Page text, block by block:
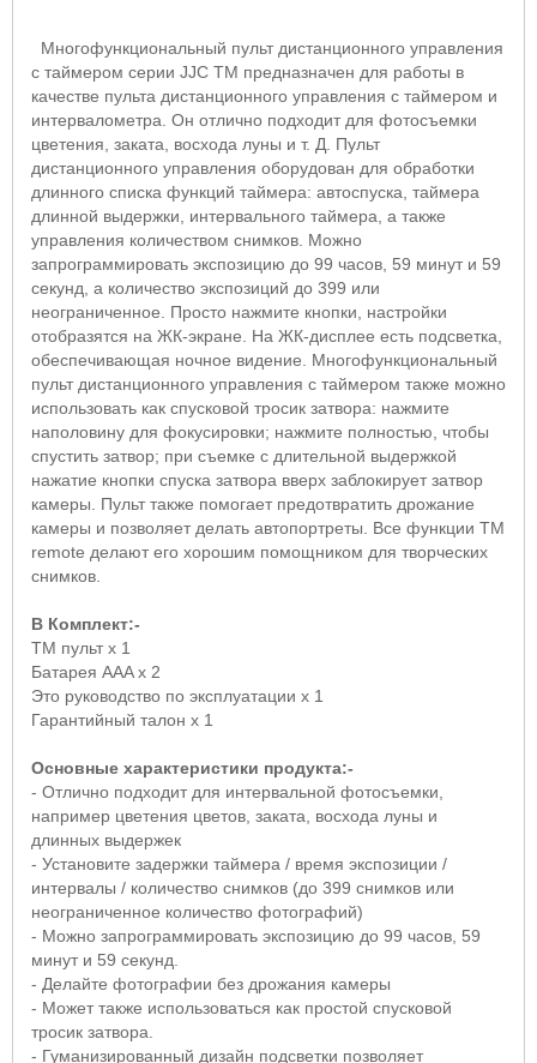
Многофункциональный пульт дистанционного управления
с таймером серии JJC TM предназначен для работы в
качестве пульта дистанционного управления с таймером и
интервалометра. Он отлично подходит для фотосъемки
цветения, заката, восхода луны и т. Д. Пульт
дистанционного управления оборудован для обработки
длинного списка функций таймера: автоспуска, таймера
длинной выдержки, интервального таймера, а также
управления количеством снимков. Можно
запрограммировать экспозицию до 99 часов, 59 минут и 59
секунд, а количество экспозиций до 399 или
неограниченное. Просто нажмите кнопки, настройки
отобразятся на ЖК-экране. На ЖК-дисплее есть подсветка,
обеспечивающая ночное видение. Многофункциональный
пульт дистанционного управления с таймером также можно
использовать как спусковой тросик затвора: нажмите
наполовину для фокусировки; нажмите полностью, чтобы
спустить затвор; при съемке с длительной выдержкой
нажатие кнопки спуска затвора вверх заблокирует затвор
камеры. Пульт также помогает предотвратить дрожание
камеры и позволяет делать автопортреты. Все функции TM
remote делают его хорошим помощником для творческих
снимков.
В Комплект:-
TM пульт x 1
Батарея AAA x 2
Это руководство по эксплуатации x 1
Гарантийный талон x 1
Основные характеристики продукта:-
- Отлично подходит для интервальной фотосъемки,
например цветения цветов, заката, восхода луны и
длинных выдержек
- Установите задержки таймера / время экспозиции /
интервалы / количество снимков (до 399 снимков или
неограниченное количество фотографий)
- Можно запрограммировать экспозицию до 99 часов, 59
минут и 59 секунд.
- Делайте фотографии без дрожания камеры
- Может также использоваться как простой спусковой
тросик затвора.
- Гуманизированный дизайн подсветки позволяет